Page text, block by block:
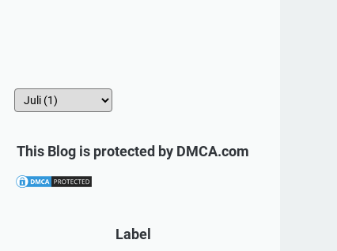
This Blog is protected by DMCA.com
Label